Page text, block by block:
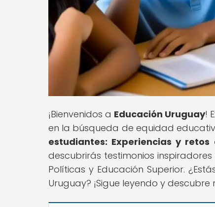
¡Bienvenidos a Educación Uruguay!
en la búsqueda de equidad
estudiantes: Experiencias y
descubrirás testimonios
Políticas y Educación Superior.
Uruguay? ¡Sigue leyendo y descubre